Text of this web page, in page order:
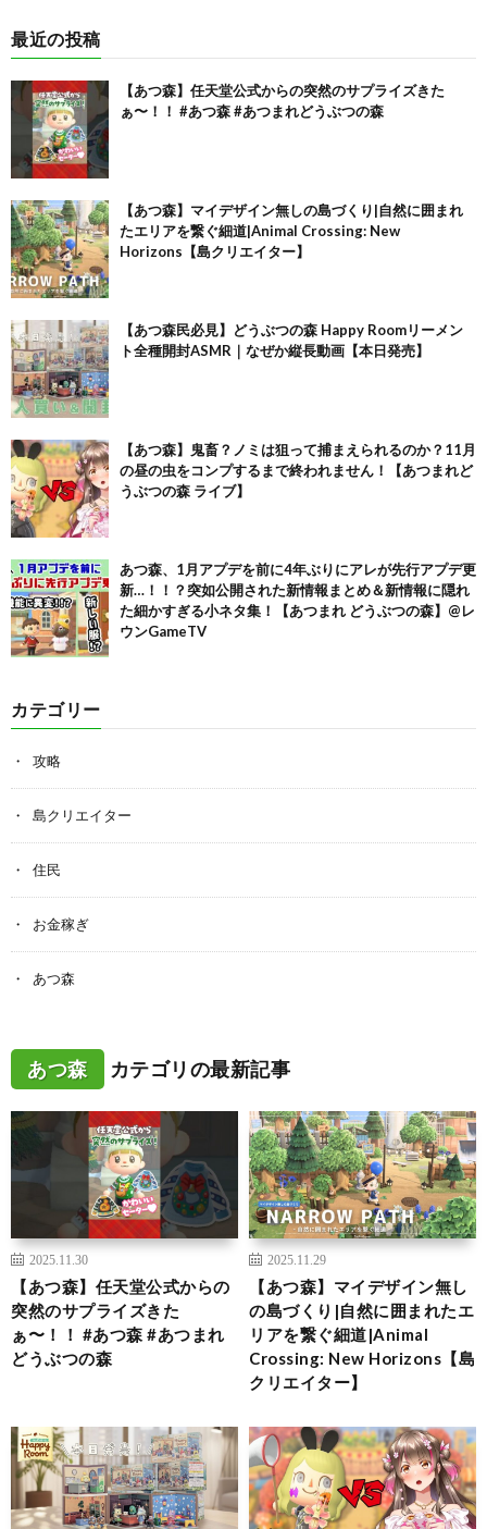
最近の投稿
【あつ森】任天堂公式からの突然のサプライズきた
ぁ〜！！ #あつ森 #あつまれどうぶつの森
【あつ森】マイデザイン無しの島づくり|自然に囲まれ
たエリアを繋ぐ細道|Animal Crossing: New
Horizons【島クリエイター】
【あつ森民必見】どうぶつの森 Happy Roomリーメン
ト全種開封ASMR｜なぜか縦長動画【本日発売】
【あつ森】鬼畜？ノミは狙って捕まえられるのか？11月
の昼の虫をコンプするまで終われません！【あつまれど
うぶつの森 ライブ】
あつ森、1月アプデを前に4年ぶりにアレが先行アプデ更
新…！！？突如公開された新情報まとめ＆新情報に隠れ
た細かすぎる小ネタ集！【あつまれ どうぶつの森】@レ
ウンGameTV
カテゴリー
攻略
島クリエイター
住民
お金稼ぎ
あつ森
あつ森 カテゴリの最新記事
2025.11.30
【あつ森】任天堂公式からの
突然のサプライズきた
ぁ〜！！ #あつ森 #あつまれ
どうぶつの森
2025.11.29
【あつ森】マイデザイン無し
の島づくり|自然に囲まれたエ
リアを繋ぐ細道|Animal
Crossing: New Horizons【島
クリエイター】